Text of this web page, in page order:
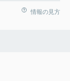
情報の見方